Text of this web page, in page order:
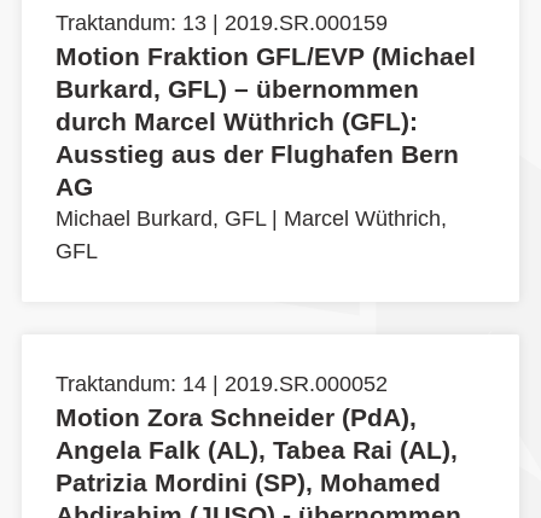
Traktandum: 13 | 2019.SR.000159
Motion Fraktion GFL/EVP (Michael
Burkard, GFL) – übernommen
durch Marcel Wüthrich (GFL):
Ausstieg aus der Flughafen Bern
AG
Michael Burkard, GFL| Marcel Wüthrich,
GFL
Traktandum: 14 | 2019.SR.000052
Motion Zora Schneider (PdA),
Angela Falk (AL), Tabea Rai (AL),
Patrizia Mordini (SP), Mohamed